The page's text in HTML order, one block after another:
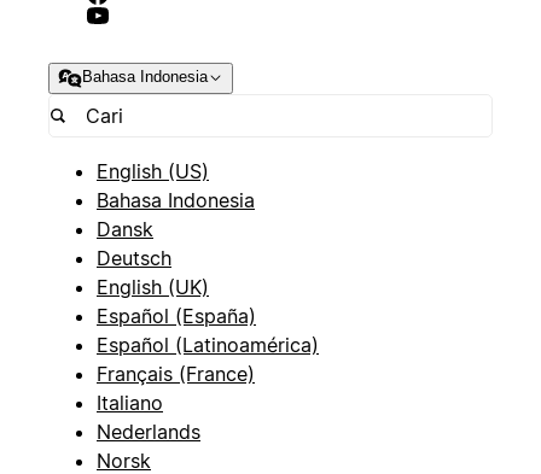
Bahasa Indonesia
English (US)
Bahasa Indonesia
Dansk
Deutsch
English (UK)
Español (España)
Español (Latinoamérica)
Français (France)
Italiano
Nederlands
Norsk